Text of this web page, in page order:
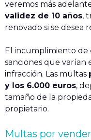
veremos más
validez de 10 años,
renovado si se desea
El incumplimiento de
sanciones que varían
infracción. Las multas
y los 6.000 euros,
tamaño de la
propietario.
Multas por